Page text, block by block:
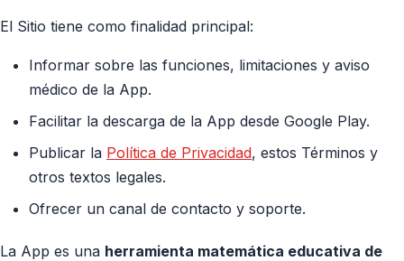
El Sitio tiene como finalidad principal:
Informar sobre las funciones, limitaciones y aviso
médico de la App.
Facilitar la descarga de la App desde Google Play.
Publicar la Política de Privacidad, estos Términos y
otros textos legales.
Ofrecer un canal de contacto y soporte.
La App es una herramienta matemática educativa de